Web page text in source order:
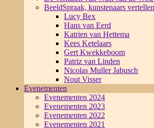
BeeldSpraak, kunstenaars
Lucy Bex
Hans van Eerd
Katrien van Hettema
Kees Ketelaars
Gert Kwekkeboom
Patriz van Linden
Nicolas Muller Jabusch
Nout Visser
Evenementen
Evenementen 2024
Evenementen 2023
Evenementen 2022
Evenementen 2021